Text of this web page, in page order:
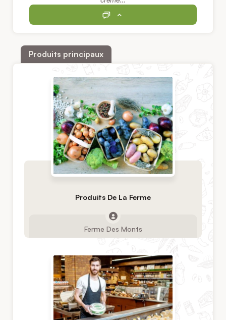
Produits principaux
Produits De La Ferme
Ferme Des Monts